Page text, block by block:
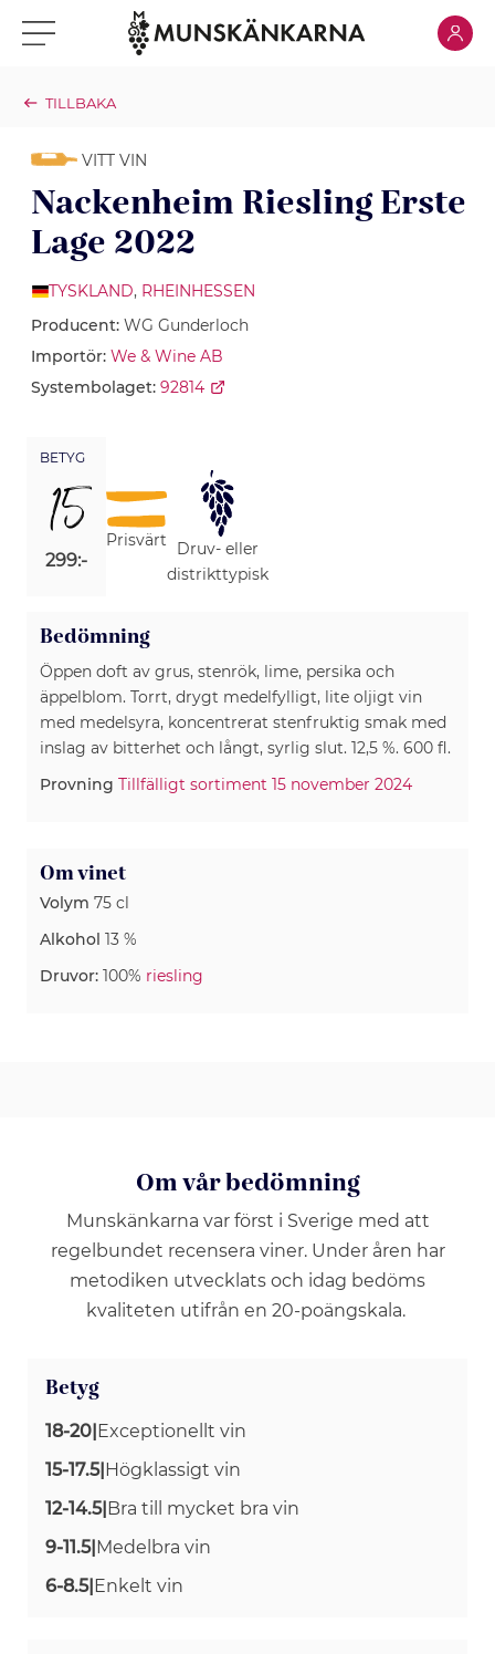
Klicka för meny Klicka
TILLBAKA
VITT VIN
Nackenheim Riesling Erste
Lage 2022
TYSKLAND, RHEINHESSEN
Producent: WG Gunderloch
Importör: We & Wine AB
Systembolaget: 92814
BETYG
15
299:-
Prisvärt
Druv- eller
distrikttypisk
Bedömning
Öppen doft av grus, stenrök, lime, persika och
äppelblom. Torrt, drygt medelfylligt, lite oljigt vin
med medelsyra, koncentrerat stenfruktig smak med
inslag av bitterhet och långt, syrlig slut. 12,5 %. 600 fl.
Provning Tillfälligt sortiment 15 november 2024
Om vinet
Volym 75 cl
Alkohol 13 %
Druvor: 100% riesling
Om vår bedömning
Munskänkarna var först i Sverige med att
regelbundet recensera viner. Under åren har
metodiken utvecklats och idag bedöms
kvaliteten utifrån en 20-poängskala.
Betyg
18-20|Exceptionellt vin
15-17.5|Högklassigt vin
12-14.5|Bra till mycket bra vin
9-11.5|Medelbra vin
6-8.5|Enkelt vin